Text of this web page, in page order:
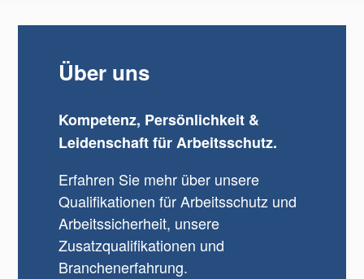
Über uns
Kompetenz, Persönlichkeit &
Leidenschaft für Arbeitsschutz.
Erfahren Sie mehr über unsere
Qualifikationen für Arbeitsschutz und
Arbeitssicherheit, unsere
Zusatzqualifikationen und
Branchenerfahrung.